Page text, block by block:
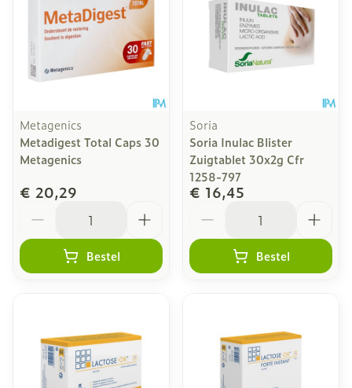
Metagenics
Metadigest Total Caps 30
Metagenics
€ 20,29
Bestel
Soria
Soria Inulac Blister
Zuigtablet 30x2g Cfr
1258-797
€ 16,45
Bestel